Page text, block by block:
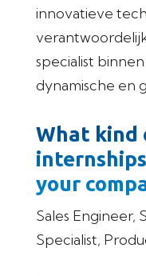
innovatieve
specialist
dynamische en
What kind
your
Sales Engineer,
Specialist,